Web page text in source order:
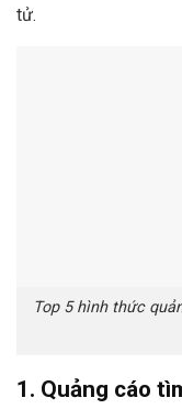
tử.
Top 5 hình thức
1. Quảng cáo